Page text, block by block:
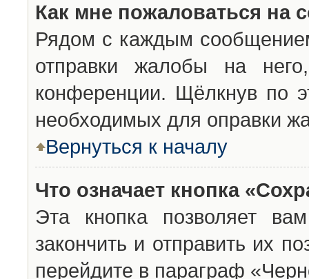
Как мне пожаловаться на
Рядом с каждым
отправки жалобы на
конференции. Щёлкнув по
необходимых для оправки
Вернуться к началу
Что означает кнопка
Эта кнопка позволяет
закончить и отправить их
перейдите в параграф